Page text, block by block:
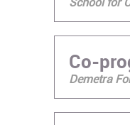
Co-
Demetra